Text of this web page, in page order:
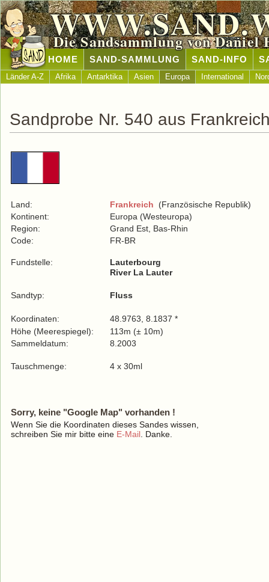
Die Sandsammlung von Daniel
HOME SAND-SAMMLUNG SAND-INFO
Länder A-Z Afrika Antarktika Asien Europa International
Sandprobe Nr. 540 aus
Land: Frankreich (Französische Republik)
Kontinent:
Europa (Westeuropa)
Region:
Grand Est, Bas-Rhin
Code:
FR-BR
Fundstelle:
Lauterbourg
River La Lauter
Sandtyp: Fluss
Koordinaten:
48.9763, 8.1837 *
Höhe (Meerespiegel):
113m (± 10m)
Sammeldatum:
8.2003
Tauschmenge: 4 x 30ml
Sorry, keine "Google Map" vorhanden !
Wenn Sie die Koordinaten dieses Sandes wissen,
schreiben Sie mir bitte eine E-Mail . Danke.